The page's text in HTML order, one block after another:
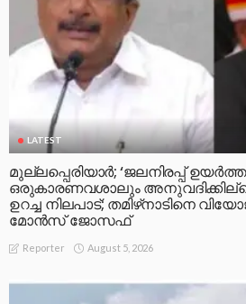
LATEST
മുല്ലപ്പെരിയാര്‍; ‘ജലനിരപ്പ്
ഒരുകാരണവശാലും
ഉറച്ച നിലപാട്; തമിഴ്‌നാടിനെ
മോന്‍സ് ജോസഫ്
Reporter August 5, 2026